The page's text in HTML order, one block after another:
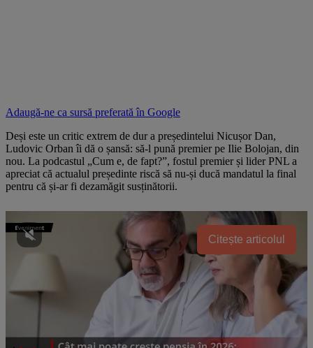
Adaugă-ne ca sursă preferată în Google
Deși este un critic extrem de dur a președintelui Nicușor Dan,
Ludovic Orban îi dă o șansă: să-l pună premier pe Ilie Bolojan, din
nou. La podcastul „Cum e, de fapt?”, fostul premier și lider PNL a
apreciat că actualul președinte riscă să nu-și ducă mandatul la final
pentru că și-ar fi dezamăgit susținătorii.
Citește articolul